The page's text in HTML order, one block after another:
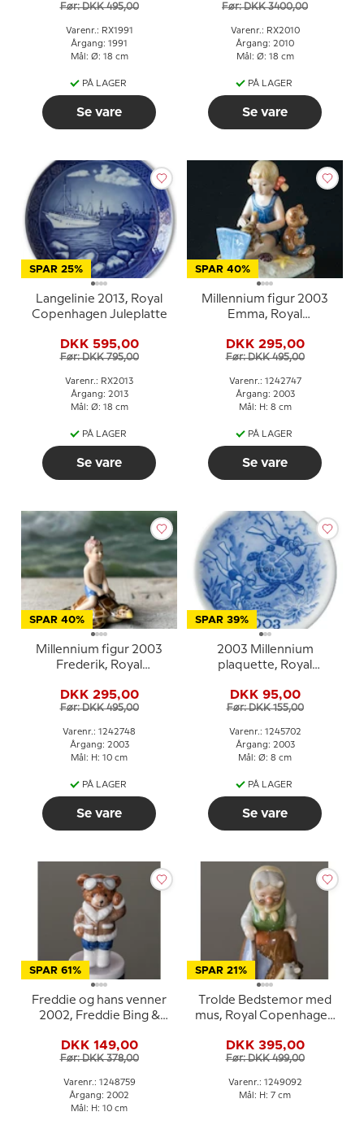
Før: DKK 495,00
Varenr.: RX1991
Årgang: 1991
Mål: Ø: 18 cm
PÅ LAGER
Se vare
Før: DKK 3400,00
Varenr.: RX2010
Årgang: 2010
Mål: Ø: 18 cm
PÅ LAGER
Se vare
SPAR 25%
Langelinie 2013, Royal
Copenhagen Juleplatte
DKK 595,00
Før: DKK 795,00
Varenr.: RX2013
Årgang: 2013
Mål: Ø: 18 cm
PÅ LAGER
Se vare
SPAR 40%
Millennium figur 2003
Emma, Royal
DKK 295,00
Før: DKK 495,00
Varenr.: 1242747
Årgang: 2003
Mål: H: 8 cm
PÅ LAGER
Se vare
SPAR 40%
Millennium figur 2003
Frederik, Royal
DKK 295,00
Før: DKK 495,00
Varenr.: 1242748
Årgang: 2003
Mål: H: 10 cm
PÅ LAGER
Se vare
SPAR 39%
2003 Millennium
plaquette, Royal
DKK 95,00
Før: DKK 155,00
Varenr.: 1245702
Årgang: 2003
Mål: Ø: 8 cm
PÅ LAGER
Se vare
SPAR 61%
Freddie og hans venner
2002, Freddie Bing &
DKK 149,00
Før: DKK 378,00
Varenr.: 1248759
Årgang: 2002
Mål: H: 10 cm
SPAR 21%
Trolde Bedstemor med
mus, Royal Copenhagen
DKK 395,00
Før: DKK 499,00
Varenr.: 1249092
Mål: H: 7 cm